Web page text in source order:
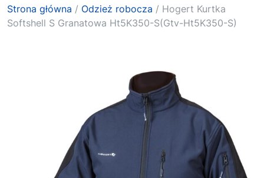
Strona główna / Odzież robocza / Hogert Kurtka
Softshell S Granatowa Ht5K350-S(Gtv-Ht5K350-S)